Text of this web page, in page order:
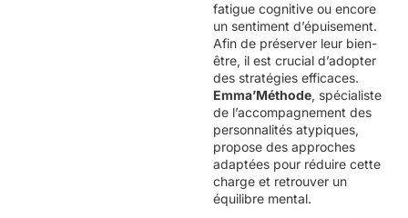
fatigue cognitive ou encore
un sentiment d’épuisement.
Afin de préserver leur bien-
être, il est crucial d’adopter
des stratégies efficaces.
Emma’Méthode, spécialiste
de l’accompagnement des
personnalités atypiques,
propose des approches
adaptées pour réduire cette
charge et retrouver un
équilibre mental.